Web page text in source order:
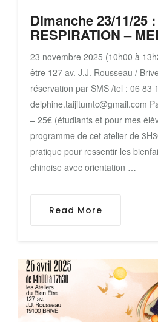
Dimanche 23/11/25
RESPIRATION –
23 novembre 2025 (10h00 à
être 127 av. J.J. Rousseau /
réservation par SMS /tel : 06 83
delphine.taijitumtc@gmail.com
– 25€ (étudiants et pour mes
programme de cet atelier de
pratique pour ressentir les
chinoise avec orientation …
Read More